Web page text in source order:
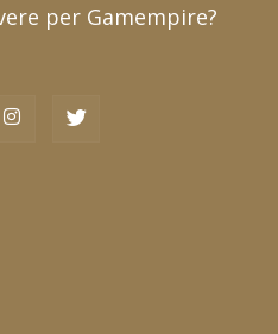
per Gamempire?